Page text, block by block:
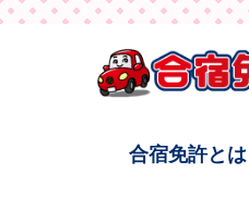
合宿免許とは